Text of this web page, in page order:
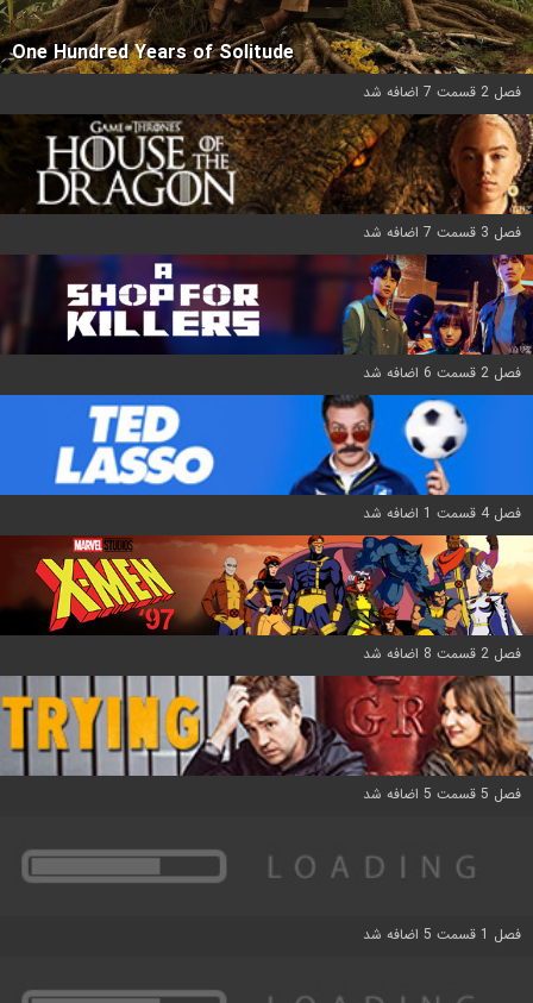
One Hundred Years of Solitude
فصل 2 قسمت 7 اضافه شد
فصل 3 قسمت 7 اضافه شد
فصل 2 قسمت 6 اضافه شد
فصل 4 قسمت 1 اضافه شد
فصل 2 قسمت 8 اضافه شد
فصل 5 قسمت 5 اضافه شد
فصل 1 قسمت 5 اضافه شد